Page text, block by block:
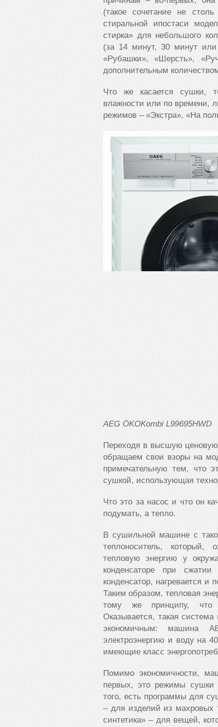
(такое сочетание не
стиральной ипостаси
стирка» для небольшого
(за 14 минут, 30 минут
«Рубашки», «Шерсть»,
дополнительным
Что же касается сушки,
влажности или по времени,
режимов – «Экстра», «На
AEG ÖKOKombi L99695HWD
Переходя в высшую
обращаем свои взоры на
примечательную тем, что
сушкой, использующая
Что это за насос и что он
подумать, а тепло.
В сушильной машине с
теплоноситель, который,
тепловую энергию у
конденсаторе при
конденсатор, нагревается и
Таким образом, тепловая
тому же принципу, что
Оказывается, такая
экономичным: машина
электроэнергию и воду на
имеющие класс
Помимо экономичности,
первых, это режимы сушки
того, есть программы для
– для изделий из
синтетика» – для вещей,